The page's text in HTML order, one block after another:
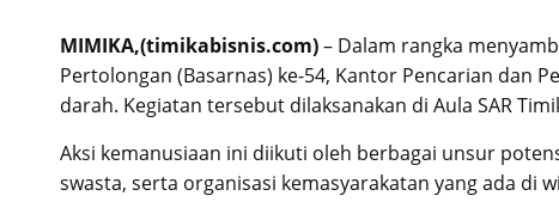
MIMIKA,(timikabisnis.com)– Dalam rangka
Pertolongan (Basarnas) ke-54, Kantor Pencarian dan
darah. Kegiatan tersebut dilaksanakan di Aula SAR
Aksi kemanusiaan ini diikuti oleh berbagai unsur
swasta, serta organisasi kemasyarakatan yang ada di